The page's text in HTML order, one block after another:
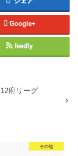
Google+
feedly
府リーグ
その他